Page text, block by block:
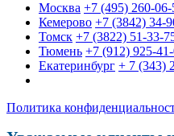
Москва +7 (495) 260-06-
Кемерово +7 (3842) 34-
Томск +7 (3822) 51-33-
Тюмень +7 (912) 925-
Екатеринбург + 7 (343)
Политика